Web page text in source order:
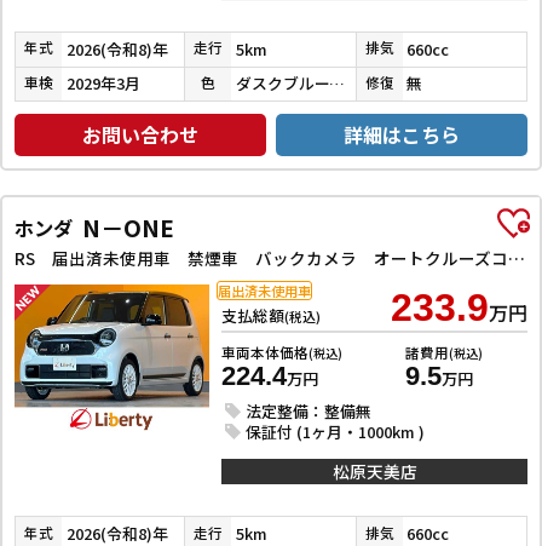
年式 2026(令和8)年 走行 5km 排気 660cc
車検 2029年3月 色 ダスクブルーメタリック 修復 無
お問い合わせ 詳細はこちら
ホンダ N－ONE
RS 届出済未使用車 禁煙車 バックカメラ オートクルーズコントロール オートライト スマートキー アイドリングストップ 電動格納ミラー シートヒーター MT ABS ESC アルミホイール エアコン
支払総額(税込) 233.9万円
車両本体価格(税込)
224.4万円
諸費用(税込)
9.5万円
法定整備：整備無
保証付 (1ヶ月・1000km )
届出済未使用車
松原天美店
年式 2026(令和8)年 走行 5km 排気 660cc